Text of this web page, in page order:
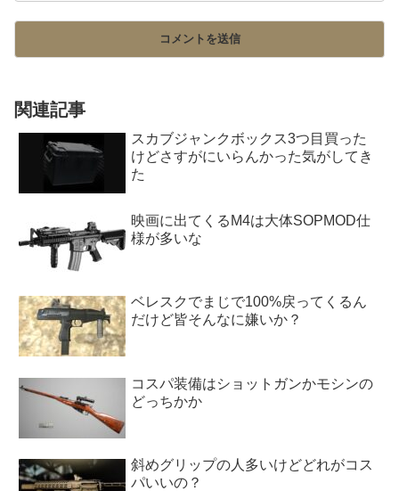
関連記事
スカブジャンクボックス3つ目買った
けどさすがにいらんかった気がしてき
た
映画に出てくるM4は大体SOPMOD仕
様が多いな
ベレスクでまじで100%戻ってくるん
だけど皆そんなに嫌いか？
コスパ装備はショットガンかモシンの
どっちかか
斜めグリップの人多いけどどれがコス
パいいの？